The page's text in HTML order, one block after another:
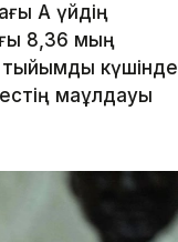
Ақ үйдің
8,36 мың
күшінде
мақұлдауы